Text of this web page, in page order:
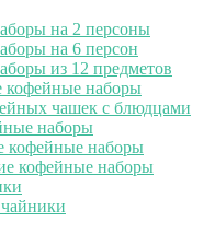
на 2 персоны
на 6 персон
из 12 предметов
кофейные наборы
чашек с блюдцами
наборы
кофейные наборы
кофейные наборы